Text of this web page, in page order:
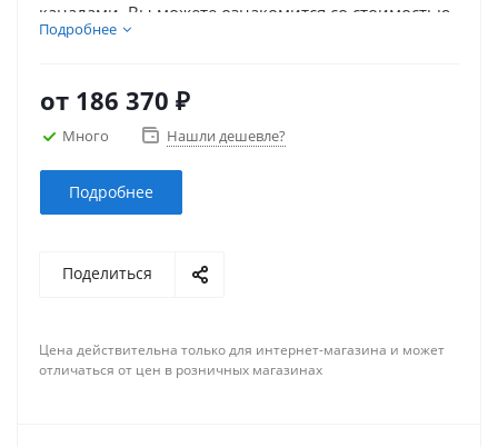
каналами. Вы можете ознакомится со стоимостью
комплекта дымохода, выбрать и купить дымоход
каналами и вентиляцией необходимой высоты –
Подробнее
от 186 370 ₽
Много Нашли дешевле?
Подробнее
Поделиться
Цена действительна только для интернет-магазина и может
отличаться от цен в розничных магазинах